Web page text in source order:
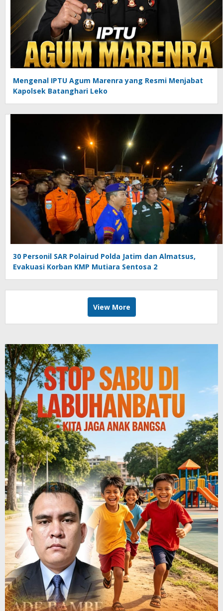
Mengenal IPTU Agum Marenra yang Resmi Menjabat
Kapolsek Batanghari Leko
30 Personil SAR Polairud Polda Jatim dan Almatsus,
Evakuasi Korban KMP Mutiara Sentosa 2
View More